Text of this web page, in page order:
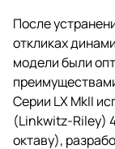
После
откликах
модели были
Серии LX MkII
(Linkwitz-Riley)
октаву),